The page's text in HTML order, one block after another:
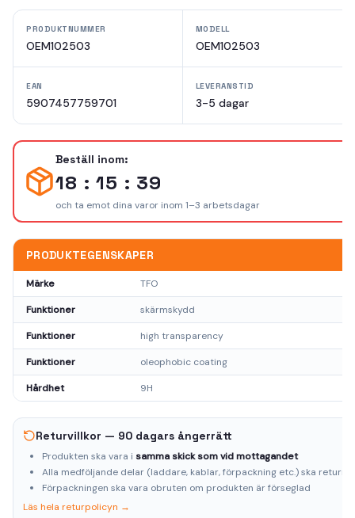
PRODUKTNUMMER
OEM102503
MODELL
OEM102503
EAN
5907457759701
LEVERANSTID
3-5 dagar
Beställ inom:
18 : 15 : 39
och ta emot dina varor inom 1–3 arbetsdagar
PRODUKTEGENSKAPER
Märke TFO
Funktioner skärmskydd
Funktioner high transparency
Funktioner oleophobic coating
Hårdhet 9H
Returvillkor — 90 dagars ångerrätt
Produkten ska vara i samma skick som vid mottagandet
Alla medföljande delar (laddare, kablar, förpackning etc.) ska
Förpackningen ska vara obruten om produkten är förseglad
Läs hela returpolicyn →